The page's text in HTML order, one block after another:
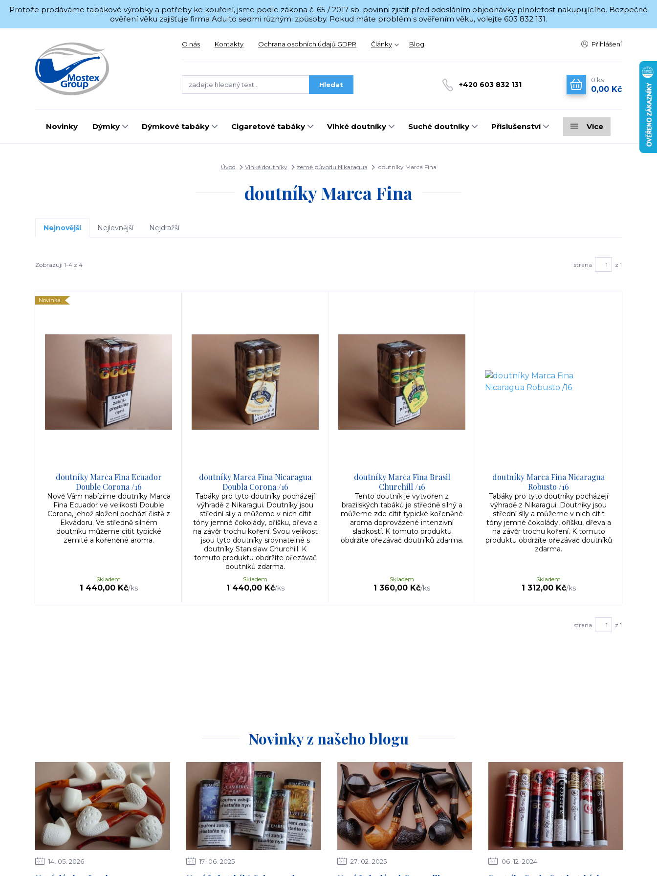
Protože prodáváme tabákové výrobky a potřeby ke kouření, jsme podle zákona č. 65 / 2017 sb. povinni zjistit před odesláním objednávky plnoletost nakupujícího. Bezpečné
ověření věku zajišťuje firma Adulto sedmi různými způsoby. Pokud máte problém s ověřením věku, volejte 603 832 131.
O nás Kontakty Ochrana osobních údajů GDPR Články Blog Přihlášení
Hledat +420 603 832 131
0 ks
0,00 Kč
Novinky Dýmky Dýmkové tabáky Cigaretové tabáky Vlhké doutníky Suché doutníky Příslušenství Více
Úvod Vlhké doutníky země původu Nikaragua doutníky Marca Fina
doutníky Marca Fina
Nejnovější Nejlevnější Nejdražší
Zobrazuji 1-4 z 4 strana z 1
Novinka
doutníky Marca Fina Ecuador
Double Corona /16
Nově Vám nabízíme doutníky Marca
Fina Ecuador ve velikosti Double
Corona, jehož složení pochází čistě z
Ekvádoru. Ve středně silném
doutníku můžeme cítit typické
zemité a kořeněné aroma.
1 440,00 Kč/ks
Skladem
doutníky Marca Fina Nicaragua
Doubla Corona /16
Tabáky pro tyto doutníky pocházejí
výhradě z Nikaragui. Doutníky jsou
střední síly a můžeme v nich cítit
tóny jemné čokolády, oříšku, dřeva a
na závěr trochu koření. Svou velikost
jsou tyto doutníky srovnatelné s
doutníky Stanislaw Churchill. K
tomuto produktu obdržíte ořezávač
doutníků zdarma.
1 440,00 Kč/ks
Skladem
doutníky Marca Fina Brasil
Churchill /16
Tento doutník je vytvořen z
brazilských tabáků je středně silný a
můžeme zde cítit typické kořeněné
aroma doprovázené intenzivní
sladkostí. K tomuto produktu
obdržíte ořezávač doutníků zdarma.
1 360,00 Kč/ks
Skladem
doutníky Marca Fina Nicaragua
Robusto /16
Tabáky pro tyto doutníky pocházejí
výhradě z Nikaragui. Doutníky jsou
střední síly a můžeme v nich cítit
tóny jemné čokolády, oříšku, dřeva a
na závěr trochu koření. K tomuto
produktu obdržíte ořezávač doutníků
zdarma.
1 312,00 Kč/ks
Skladem
strana z 1
Novinky z našeho blogu
14 05 2026 17 06 2025 27 02 2025 06 12 2024